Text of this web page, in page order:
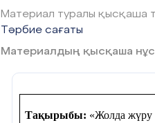
Материал туралы қысқаша
Тәрбие сағаты
Материалдың қысқаша
Тaқырыбы: «Жолдa жүру